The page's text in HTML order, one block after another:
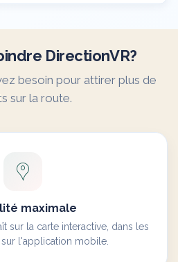
DirectionVR?
besoin pour attirer plus de
sur la route.
maximale
sur la carte interactive, dans les
l'application mobile.